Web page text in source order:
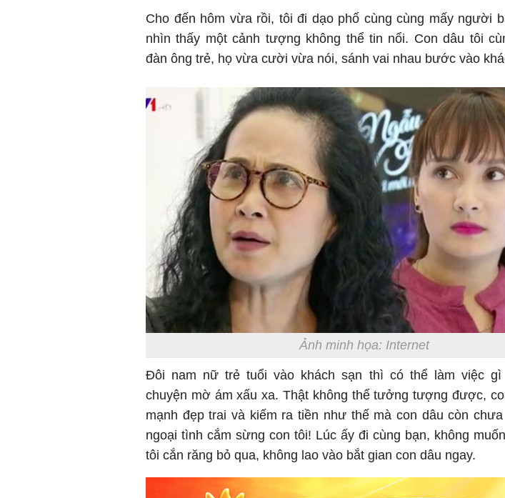
Cho đến hôm vừa rồi, tôi đi dạo phố cùng cùng mấy người
nhìn thấy một cảnh tượng không thể tin nổi. Con dâu tôi
đàn ông trẻ, họ vừa cười vừa nói, sánh vai nhau bước vào
Ảnh minh họa: Internet
Đôi nam nữ trẻ tuổi vào khách sạn thì có thể làm việc gì
chuyện mờ ám xấu xa. Thật không thể tưởng tượng được,
mạnh đẹp trai và kiếm ra tiền như thế mà con dâu còn
ngoại tình cắm sừng con tôi! Lúc ấy đi cùng bạn, không
tôi cắn răng bỏ qua, không lao vào bắt gian con dâu ngay.